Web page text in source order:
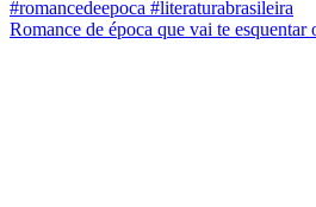
Romance de época que vai te esquentar